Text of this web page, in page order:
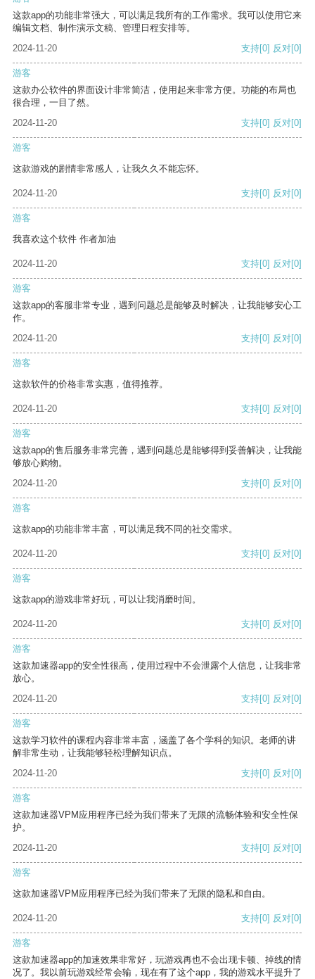
这款app的功能非常强大，可以满足我所有的工作需求。我可以使用它来
编辑文档、制作演示文稿、管理日程安排等。
2024-11-20
支持[0] 反对[0]
游客
这款办公软件的界面设计非常简洁，使用起来非常方便。功能的布局也
很合理，一目了然。
2024-11-20
支持[0] 反对[0]
游客
这款游戏的剧情非常感人，让我久久不能忘怀。
2024-11-20 支持[0] 反对[0]
游客
我喜欢这个软件 作者加油
2024-11-20 支持[0] 反对[0]
游客
这款app的客服非常专业，遇到问题总是能够及时解决，让我能够安心工
作。
2024-11-20
支持[0] 反对[0]
游客
这款软件的价格非常实惠，值得推荐。
2024-11-20 支持[0] 反对[0]
游客
这款app的售后服务非常完善，遇到问题总是能够得到妥善解决，让我能
够放心购物。
2024-11-20
支持[0] 反对[0]
游客
这款app的功能非常丰富，可以满足我不同的社交需求。
2024-11-20 支持[0] 反对[0]
游客
这款app的游戏非常好玩，可以让我消磨时间。
2024-11-20 支持[0] 反对[0]
游客
这款加速器app的安全性很高，使用过程中不会泄露个人信息，让我非常
放心。
2024-11-20
支持[0] 反对[0]
游客
这款学习软件的课程内容非常丰富，涵盖了各个学科的知识。老师的讲
解非常生动，让我能够轻松理解知识点。
2024-11-20
支持[0] 反对[0]
游客
这款加速器VPM应用程序已经为我们带来了无限的流畅体验和安全性保
护。
2024-11-20
支持[0] 反对[0]
游客
这款加速器VPM应用程序已经为我们带来了无限的隐私和自由。
2024-11-20 支持[0] 反对[0]
游客
这款加速器app的加速效果非常好，玩游戏再也不会出现卡顿、掉线的情
况了。我以前玩游戏经常会输，现在有了这个app，我的游戏水平提升了